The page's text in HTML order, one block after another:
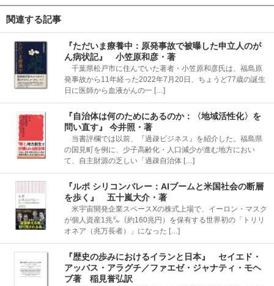
関連する記事
『ただいま療養中：原発事故で被曝した申立人のが
ん病状記』 小笠原和彦・著
千葉県松戸市に住んでいた著者・小笠原和彦氏は、福島原
発事故から11年経った2022年7月20日、ちょうど77歳の誕生
日に医師から血液がんの一 […]
『自治体は何のためにあるのか：〈地域活性化〉を
問い直す』 今井照・著
当書評欄では以前、『過疎ビジネス』を紹介した。福島県
の国見町を例に、少子高齢化・人口減少が進む地方におい
て、自主財源の乏しい「過疎自治体 […]
『ルポ シリコンバレー：AIブームと米国社会の断層
を歩く』 五十嵐大介・著
米宇宙開発企業スペースXの株式上場で、イーロン・マスク
が個人資産1兆㌦（約160兆円）を保有する世界初の「トリリ
オネア（兆万長者）」になった […]
『歴史の歩みにおけるイランと日本』 セイエド・
アッバス・アラグチ／ファエゼ・ジャナティ・モヘ
ブ著 稲見誉弘訳